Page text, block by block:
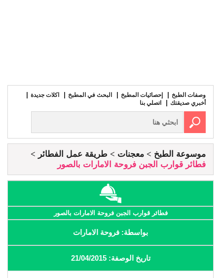
وصفات الطبخ إحصائيات المطبخ البحث في المطبخ
اكلات جديدة
أخبري صديقتك
اتصلي بنا
موسوعة الطبخ معجنات
طريقة عمل الفطائر
فطائر قوارب الجبن فروحة الامارات بالصور
فطائر قوارب الجبن فروحة الامارات بالصور
بواسطة: فروحة الامارات
تاريخ الوصفة: 21/04/2015